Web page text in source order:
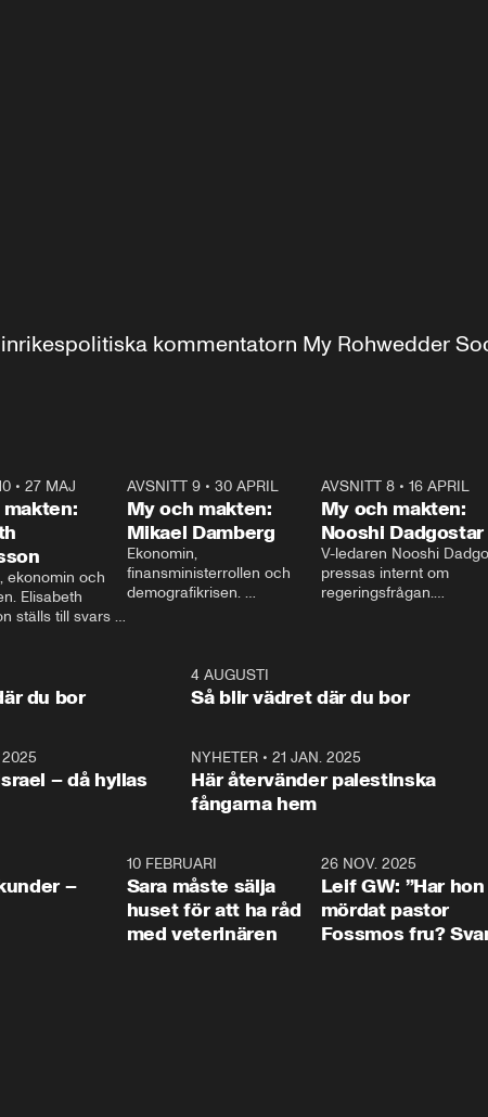
kommentatorn My Rohwedder
•27 MAJ
ekonomin och
Elisabeth
ställs till svars
AVSNITT 9• 30 APRIL
My och makten:
Mikael Damberg
Ekonomin,
finansministerrollen och
demografikrisen.
och Makten.
AVSNITT 8• 16 APRIL
My och makten:
Nooshi Dadgostar
V-ledaren Nooshi
pressas internt om
regeringsfrågan.
– Vi ställer upp i val. Ska
vara med så sitter vi
1:06
du bor
4 AUGUSTI
Så blir vädret där du bor
2025
– då hyllas
NYHETER •21 JAN. 2025
Här återvänder palestinska
fångarna hem
–
10 FEBRUARI
Sara måste sälja
huset för att ha råd
med veterinären
26 NOV. 2025
Leif GW: ”Har hon
mördat pastor
Fossmos fru?